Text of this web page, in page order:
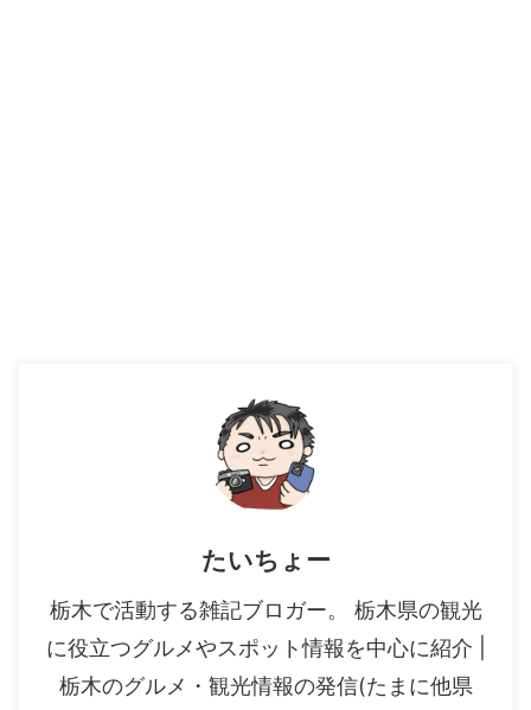
たいちょー
栃木で活動する雑記ブロガー。 栃木県の観光
に役立つグルメやスポット情報を中心に紹介 |
栃木のグルメ・観光情報の発信(たまに他県